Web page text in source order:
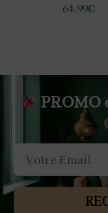
64.99€
PROMO